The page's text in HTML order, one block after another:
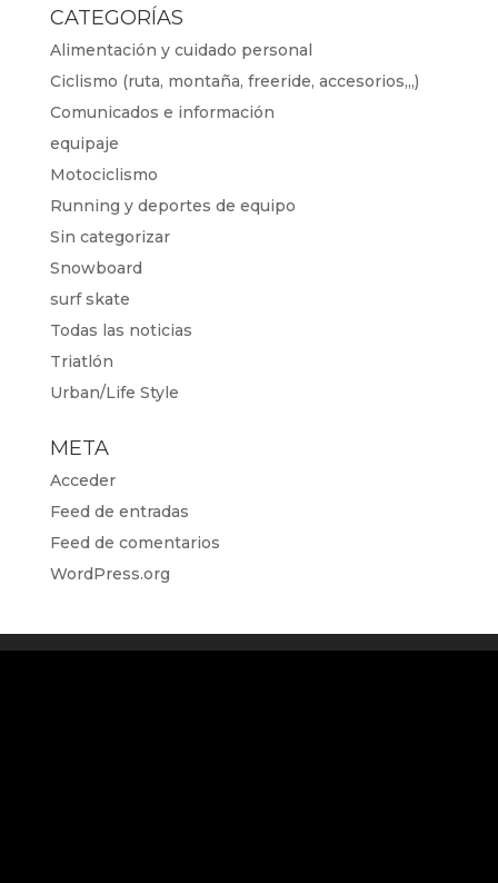
CATEGORÍAS
Alimentación y cuidado personal
Ciclismo (ruta, montaña, freeride, accesorios,,,)
Comunicados e información
equipaje
Motociclismo
Running y deportes de equipo
Sin categorizar
Snowboard
surf skate
Todas las noticias
Triatlón
Urban/Life Style
META
Acceder
Feed de entradas
Feed de comentarios
WordPress.org